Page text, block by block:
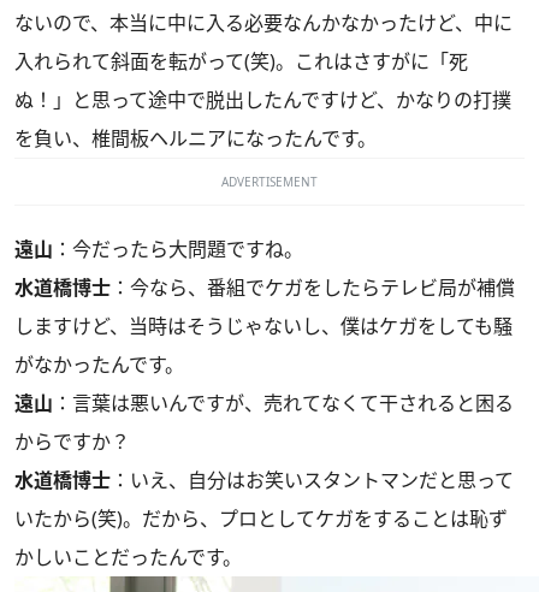
ないので、本当に中に入る必要なんかなかったけど、中に
入れられて斜面を転がって(笑)。これはさすがに「死
ぬ！」と思って途中で脱出したんですけど、かなりの打撲
を負い、椎間板ヘルニアになったんです。
ADVERTISEMENT
遠山 ：今だったら大問題ですね。
水道橋博士 ：今なら、番組でケガをしたらテレビ局が補償
しますけど、当時はそうじゃないし、僕はケガをしても騒
がなかったんです。
遠山 ：言葉は悪いんですが、売れてなくて干されると困る
からですか？
水道橋博士 ：いえ、自分はお笑いスタントマンだと思って
いたから(笑)。だから、プロとしてケガをすることは恥ず
かしいことだったんです。